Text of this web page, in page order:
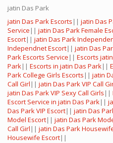
jatin Das Park
jatin Das Park Escorts || jatin Das
Service || jatin Das Park Female
Escort|| jatin Das Park
Independnet Escort|| jatin Das
Park Escorts Service || Escorts
Park|| Escorts in jatin Das Park||
Park College Girls Escorts || jatin
Call Girl || jatin Das Park VIP Call
jatin Das Park VIP Sexy Call Girls ||
Escort Service in jatin Das Park||
Das Park VIP Escort|| jatin Das
Model Escort|| jatin Das Park
Call Girl || jatin Das Park
Housewife Escort||